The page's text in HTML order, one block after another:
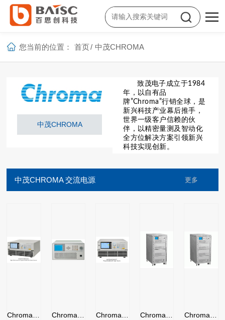
您当前的位置： 首页/ 中茂CHROMA
中茂CHROMA
致茂电子成立于1984
年，以自有品
牌”Chroma”行销全球，是
新兴科技产业幕后推手，
世界一级客户信赖的伙
伴，以精密量测及智动化
全方位解决方案引领新兴
科技实现创新。
中茂CHROMA 交流电源 更多
Chroma 61500系列进阶可编程交流电源 Chroma 6500系列可编程交流电源 Chroma 61600系列可编程交流电源 Chroma 6560系列 可编程交流电源 Chroma 6590系列 可编程交流电源